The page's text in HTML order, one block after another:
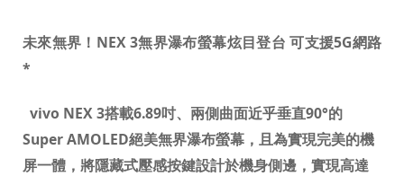
未來無界！ NEX 3無界瀑布螢幕炫目登台 可支援5G網路
*
vivo NEX 3搭載6.89吋、 兩側曲面近乎垂直90°的
Super AMOLED絕美無界瀑布螢幕，且為實現完美的機
屏一體，將隱藏式壓感按鍵設計於機身側邊，實現高達